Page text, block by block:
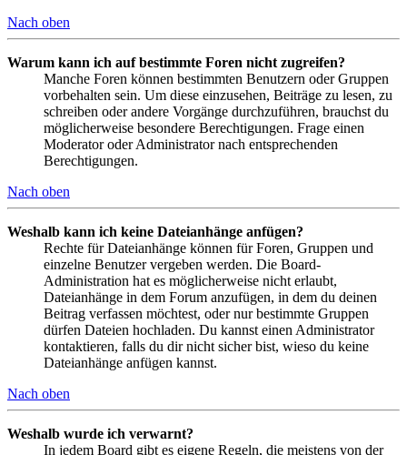
Nach oben
Warum kann ich auf bestimmte Foren nicht zugreifen?
Manche Foren können bestimmten Benutzern oder Gruppen
vorbehalten sein. Um diese einzusehen, Beiträge zu lesen, zu
schreiben oder andere Vorgänge durchzuführen, brauchst du
möglicherweise besondere Berechtigungen. Frage einen
Moderator oder Administrator nach entsprechenden
Berechtigungen.
Nach oben
Weshalb kann ich keine Dateianhänge anfügen?
Rechte für Dateianhänge können für Foren, Gruppen und
einzelne Benutzer vergeben werden. Die Board-
Administration hat es möglicherweise nicht erlaubt,
Dateianhänge in dem Forum anzufügen, in dem du deinen
Beitrag verfassen möchtest, oder nur bestimmte Gruppen
dürfen Dateien hochladen. Du kannst einen Administrator
kontaktieren, falls du dir nicht sicher bist, wieso du keine
Dateianhänge anfügen kannst.
Nach oben
Weshalb wurde ich verwarnt?
In jedem Board gibt es eigene Regeln, die meistens von der